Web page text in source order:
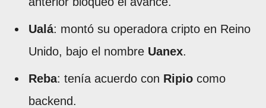
Ualá: montó su operadora cripto en Reino
Unido, bajo el nombre Uanex.
Reba: tenía acuerdo con Ripio como
backend.